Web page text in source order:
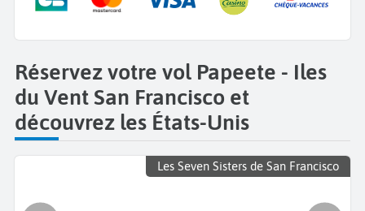
Réservez votre vol Papeete - Iles
du Vent San Francisco et
découvrez les États-Unis
Les Seven Sisters de San Francisco